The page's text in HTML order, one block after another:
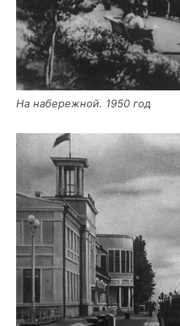
На набе­реж­ной. 1950 год